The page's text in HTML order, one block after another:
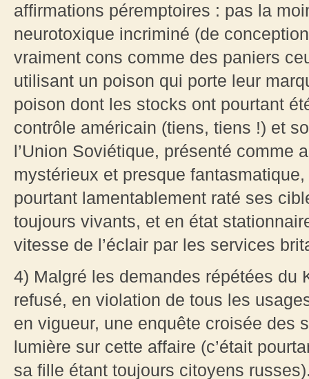
affirmations péremptoires : pas la
neurotoxique incriminé (de
vraiment cons comme des paniers
utilisant un poison qui porte leur
poison dont les stocks ont pourtant
contrôle américain (tiens, tiens !) et
l’Union Soviétique, présenté comme
mystérieux et presque
pourtant lamentablement raté ses
toujours vivants, et en état
vitesse de l’éclair par les services
4) Malgré les demandes répétées du
refusé, en violation de tous les
en vigueur, une enquête croisée des
lumière sur cette affaire (c’était
sa fille étant toujours citoyens